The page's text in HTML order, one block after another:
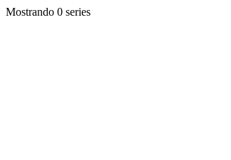
Mostrando 0 series